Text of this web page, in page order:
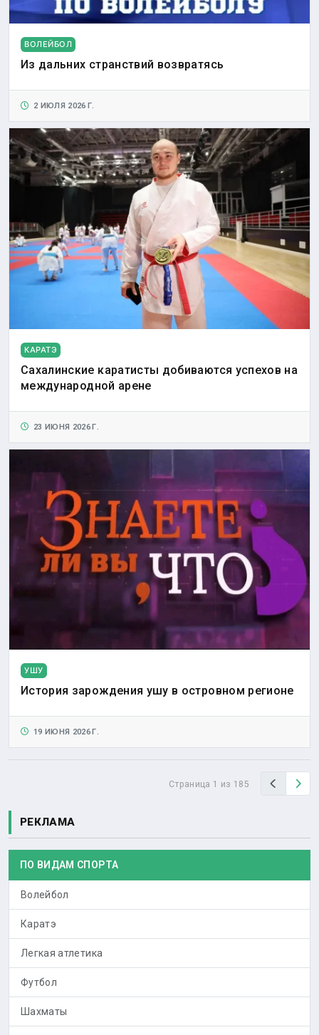
ВОЛЕЙБОЛ
Из дальних странствий возвратясь
2 ИЮЛЯ 2026 Г.
КАРАТЭ
Сахалинские каратисты добиваются успехов на
международной арене
23 ИЮНЯ 2026 Г.
УШУ
История зарождения ушу в островном регионе
19 ИЮНЯ 2026 Г.
Страница 1 из 185 Назад
РЕКЛАМА
ПО ВИДАМ СПОРТА
Волейбол
Каратэ
Легкая атлетика
Футбол
Шахматы